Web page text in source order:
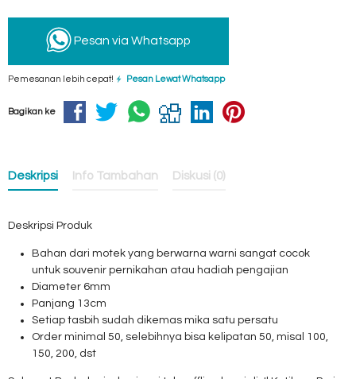
Pesan via Whatsapp
Pemesanan lebih cepat! Pesan Lewat Whatsapp
Bagikan ke
Deskripsi Info Tambahan Diskusi (0)
Deskripsi Produk
Bahan dari motek yang berwarna warni sangat cocok
untuk souvenir pernikahan atau hadiah pengajian
Diameter 6mm
Panjang 13cm
Setiap tasbih sudah dikemas mika satu persatu
Order minimal 50, selebihnya bisa kelipatan 50, misal 100,
150, 200, dst